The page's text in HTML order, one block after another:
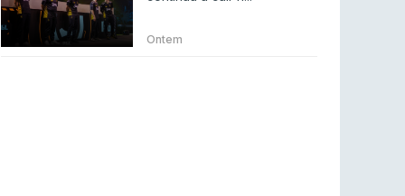
BLAST Bounty S2 na RTP Arena: Regressa o
melhor Counter-Strike
Ontem